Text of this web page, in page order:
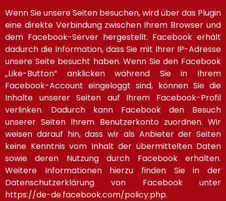
Wenn Sie unsere Seiten besuchen, wird über das Plugin
eine direkte Verbindung zwischen Ihrem Browser und
dem Facebook-Server hergestellt. Facebook erhält
dadurch die Information, dass Sie mit Ihrer IP-Adresse
unsere Seite besucht haben. Wenn Sie den Facebook
„Like-Button“ anklicken während Sie in Ihrem
Facebook-Account eingeloggt sind, können Sie die
Inhalte unserer Seiten auf Ihrem Facebook-Profil
verlinken. Dadurch kann Facebook den Besuch
unserer Seiten Ihrem Benutzerkonto zuordnen. Wir
weisen darauf hin, dass wir als Anbieter der Seiten
keine Kenntnis vom Inhalt der übermittelten Daten
sowie deren Nutzung durch Facebook erhalten.
Weitere Informationen hierzu finden Sie in der
Datenschutzerklärung von Facebook unter
https://de-de.facebook.com/policy.php.